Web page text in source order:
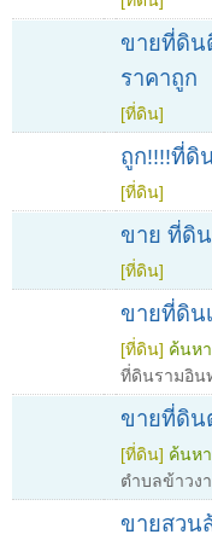
ขายที่ดิน
ราคาถูก
[ที่ดิน]
ถูก!!!!ที่ดิ
[ที่ดิน]
ขาย ที่ดิ
[ที่ดิน]
ขายที่ดิน
[ที่ดิน] ค้นห
ที่ดินรามอิน
ขายที่ดิน
[ที่ดิน] ค้นห
ตำบลข้าวง
ขายสวน